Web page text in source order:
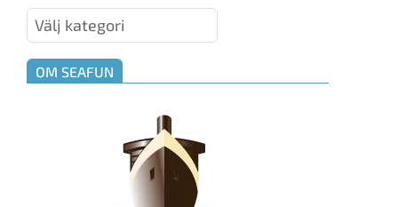
Kategorier
OM SEAFUN